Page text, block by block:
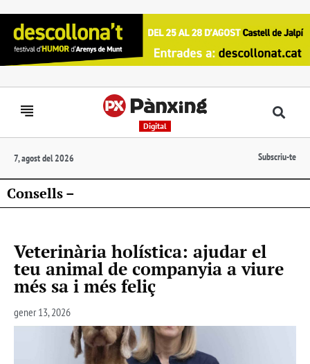
Digital
7, agost del 2026 Subscriu-te
Consells –
Veterinària holística: ajudar el
teu animal de companyia a viure
més sa i més feliç
gener 13, 2026